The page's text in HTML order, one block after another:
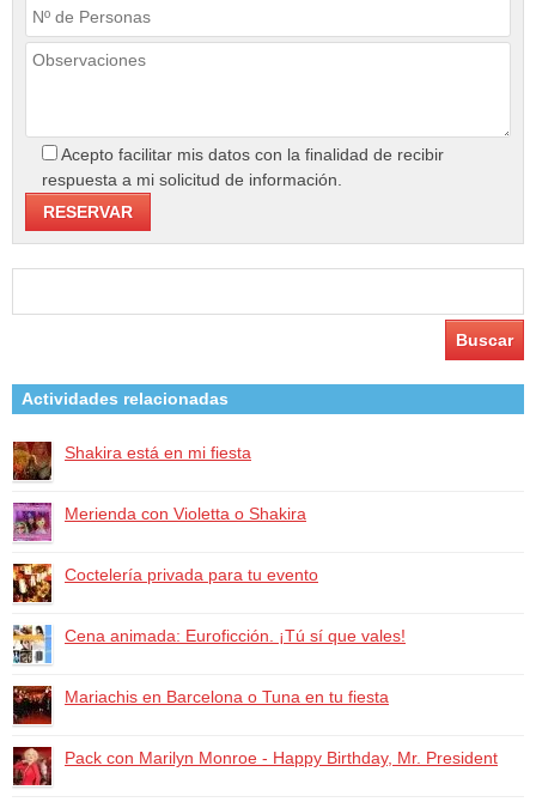
Acepto facilitar mis datos con la finalidad de recibir
respuesta a mi solicitud de información.
Actividades relacionadas
Shakira está en mi fiesta
Merienda con Violetta o Shakira
Coctelería privada para tu evento
Cena animada: Euroficción. ¡Tú sí que vales!
Mariachis en Barcelona o Tuna en tu fiesta
Pack con Marilyn Monroe - Happy Birthday, Mr. President